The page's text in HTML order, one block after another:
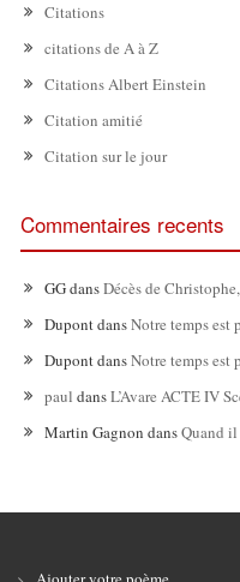
Citations
citations de A à Z
Citations Albert Einstein
Citation amitié
Citation sur le jour
Commentaires recents
GGdansDécès de
DupontdansNotre temps est
DupontdansNotre temps est
paul dansL’Avare ACTE IV
Martin Gagnon dansQuand